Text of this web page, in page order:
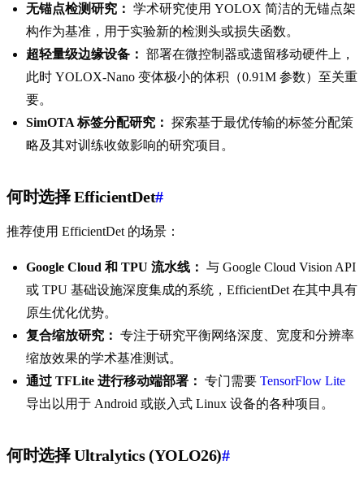
无锚点检测研究： 学术研究使用 YOLOX 简洁的无锚点架
构作为基准，用于实验新的检测头或损失函数。
超轻量级边缘设备： 部署在微控制器或遗留移动硬件上，
此时 YOLOX-Nano 变体极小的体积（0.91M 参数）至关重
要。
SimOTA 标签分配研究： 探索基于最优传输的标签分配策
略及其对训练收敛影响的研究项目。
何时选择 EfficientDet#
推荐使用 EfficientDet 的场景：
Google Cloud 和 TPU 流水线： 与 Google Cloud Vision API
或 TPU 基础设施深度集成的系统，EfficientDet 在其中具有
原生优化优势。
复合缩放研究： 专注于研究平衡网络深度、宽度和分辨率
缩放效果的学术基准测试。
通过 TFLite 进行移动端部署： 专门需要 TensorFlow Lite
导出以用于 Android 或嵌入式 Linux 设备的各种项目。
何时选择 Ultralytics (YOLO26)#